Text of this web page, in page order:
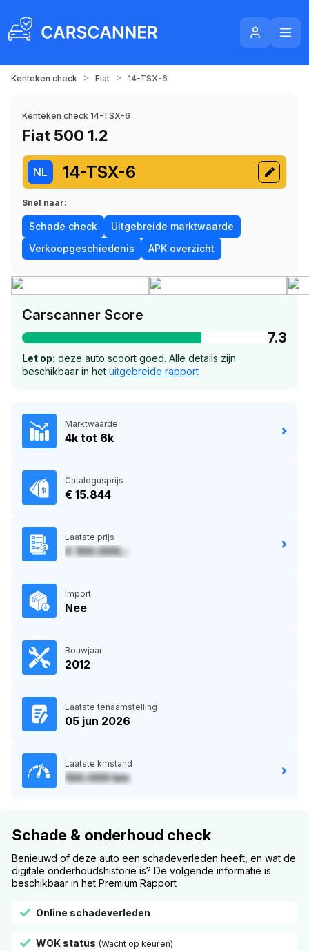
Kenteken check > Fiat > 14-TSX-6
Kenteken check 14-TSX-6
Fiat 500 1.2
NL 14-TSX-6
Snel naar:
Schade check
Uitgebreide marktwaarde
Verkoopgeschiedenis
APK overzicht
Carscanner Score
7.3
Let op: deze auto scoort goed. Alle details zijn
beschikbaar in het uitgebreide rapport
Marktwaarde
4k tot 6k
Catalogusprijs
€ 15.844
Laatste prijs
€ 100.000,-
Import
Nee
Bouwjaar
2012
Laatste tenaamstelling
05 jun 2026
Laatste kmstand
100.000 km
Schade & onderhoud check
Benieuwd of deze auto een schadeverleden heeft, en wat de
digitale onderhoudshistorie is? De volgende informatie is
beschikbaar in het Premium Rapport
Online schadeverleden
WOK status (Wacht op keuren)